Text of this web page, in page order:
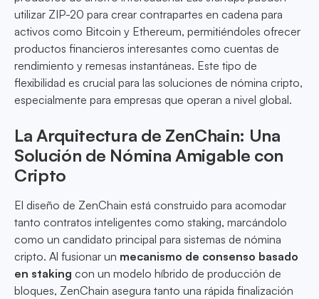
utilizar ZIP-20 para crear contrapartes en cadena para
activos como Bitcoin y Ethereum, permitiéndoles ofrecer
productos financieros interesantes como cuentas de
rendimiento y remesas instantáneas. Este tipo de
flexibilidad es crucial para las soluciones de nómina cripto,
especialmente para empresas que operan a nivel global.
La Arquitectura de ZenChain: Una
Solución de Nómina Amigable con
Cripto
El diseño de ZenChain está construido para acomodar
tanto contratos inteligentes como staking, marcándolo
como un candidato principal para sistemas de nómina
cripto. Al fusionar un mecanismo de consenso basado
en staking con un modelo híbrido de producción de
bloques, ZenChain asegura tanto una rápida finalización